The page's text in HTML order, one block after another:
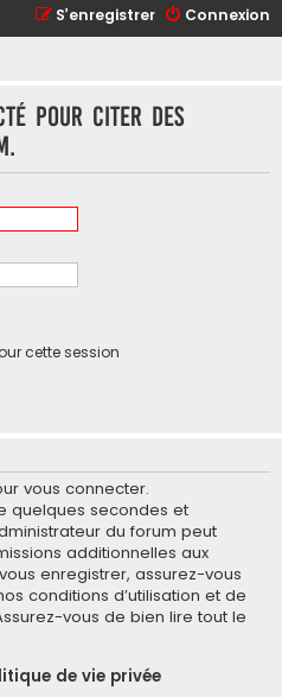
Connexion
S’enregistrer
pour citer des
cette session
vous connecter.
quelques secondes et
du forum peut
additionnelles aux
enregistrer, assurez-vous
conditions d’utilisation et de
vous de bien lire tout le
de vie privée